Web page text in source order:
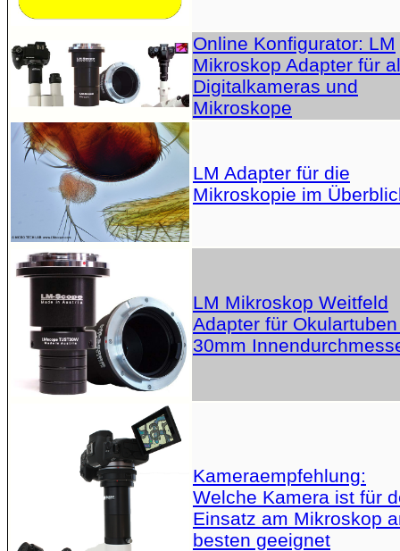
Online Konfigurator: LM
Mikroskop Adapter für
Digitalkameras und
Mikroskope
LM Adapter für die
Mikroskopie im
LM Mikroskop Weitfeld
Adapter für
30mm
Kameraempfehlung:
Welche Kamera ist für
Einsatz am Mikroskop
besten geeignet